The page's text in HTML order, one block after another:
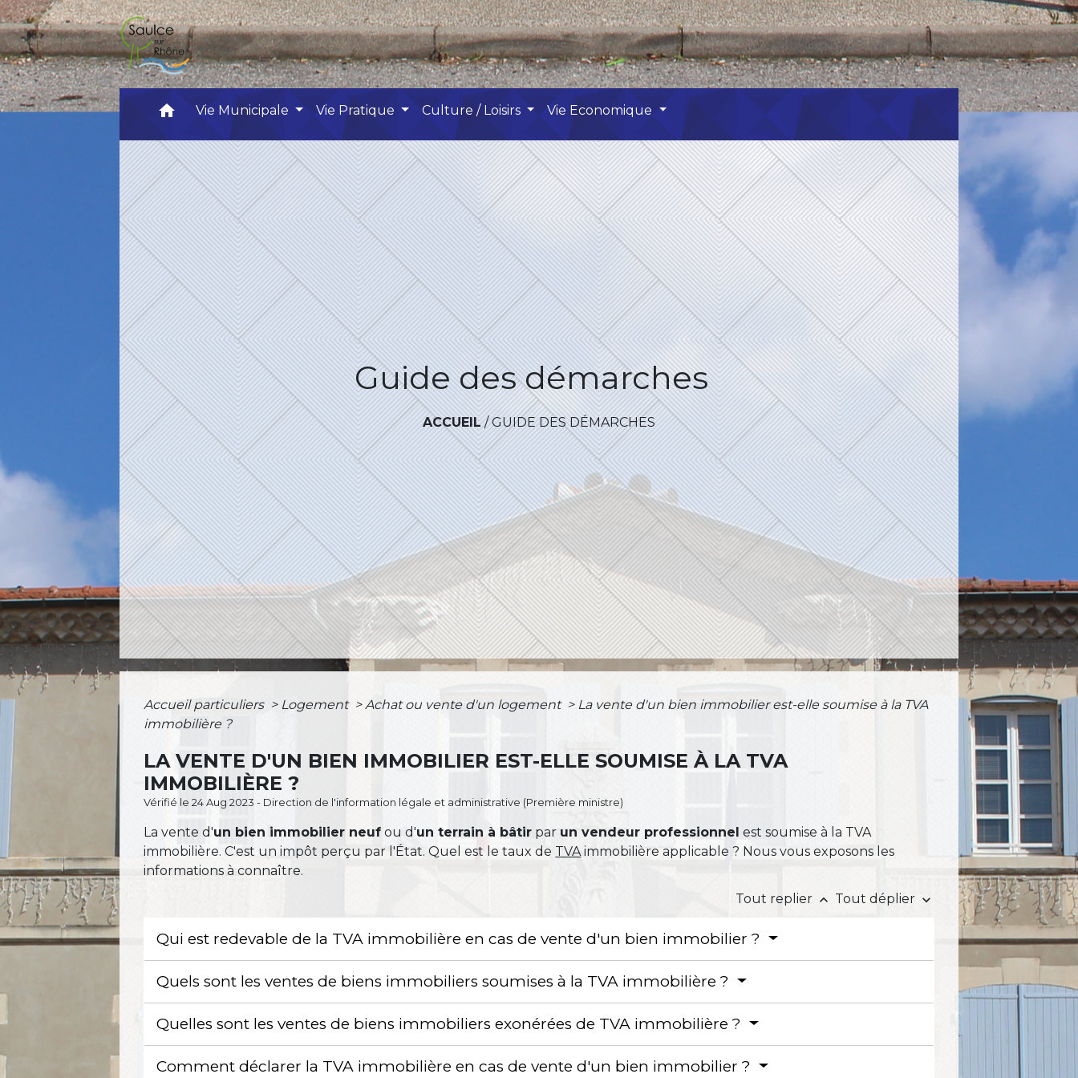
home Vie Municipale Vie Pratique Culture / Loisirs Vie Economique
Guide des démarches
ACCUEIL/GUIDE DES DÉMARCHES
Accueil particuliers > Logement > Achat ou vente d'un logement > La vente d'un bien immobilier est-elle soumise à la TVA
immobilière ?
LA VENTE D'UN BIEN IMMOBILIER EST-ELLE SOUMISE À LA TVA
IMMOBILIÈRE ?
Vérifié le 24 Aug 2023 - Direction de l'information légale et administrative (Première ministre)
La vente d'un bien immobilier neuf ou d'un terrain à bâtir par un vendeur professionnel est soumise à la TVA
immobilière. C'est un impôt perçu par l'État. Quel est le taux de TVA immobilière applicable ? Nous vous exposons les
informations à connaître.
Tout replier keyboard_arrow_up Tout déplier keyboard_arrow_down
Qui est redevable de la TVA immobilière en cas de vente d'un bien immobilier ?
Quels sont les ventes de biens immobiliers soumises à la TVA immobilière ?
Quelles sont les ventes de biens immobiliers exonérées de TVA immobilière ?
Comment déclarer la TVA immobilière en cas de vente d'un bien immobilier ?